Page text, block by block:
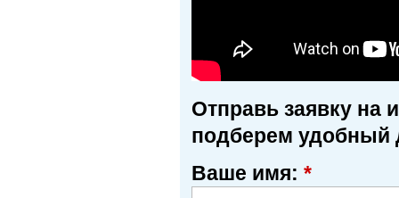
Отправь заявку на
подберем удобный
Ваше имя: *